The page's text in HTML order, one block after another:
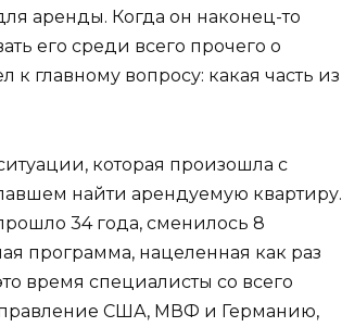
аренды. Когда он наконец-то
его среди всего прочего о
главному вопросу: какая часть из
которая произошла с
найти арендуемую квартиру.
34 года, сменилось 8
программа, нацеленная как раз
время специалисты со всего
США, МВФ и Германию,